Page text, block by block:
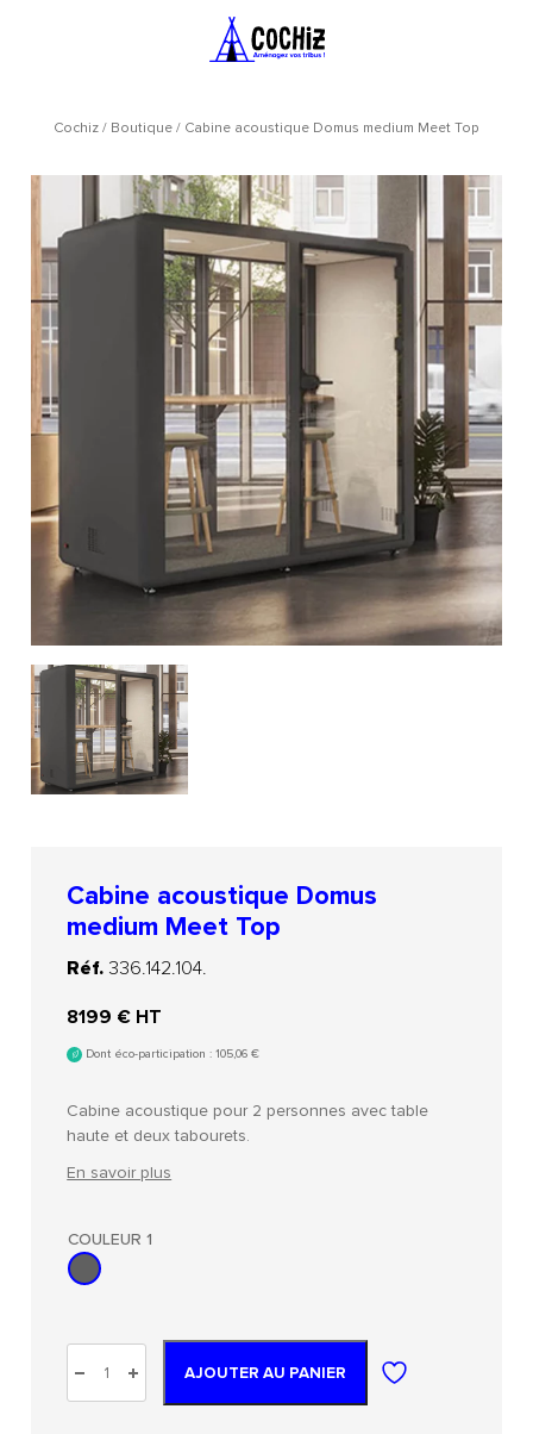
Cochiz/ Boutique/ Cabine acoustique Domus medium Meet Top
Cabine acoustique Domus
medium Meet Top
Réf. 336.142.104.
8199 € HT
Dont éco-participation :105,06€
Cabine acoustique pour 2 personnes avec table
haute et deux tabourets.
En savoir plus
COULEUR 1
AJOUTER AU PANIER